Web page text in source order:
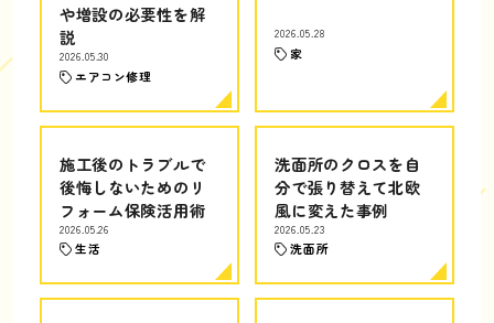
や増設の必要性を解
説
2026.05.30
エアコン修理
2026.05.28
家
施工後のトラブルで
後悔しないためのリ
フォーム保険活用術
2026.05.26
生活
洗面所のクロスを自
分で張り替えて北欧
風に変えた事例
2026.05.23
洗面所